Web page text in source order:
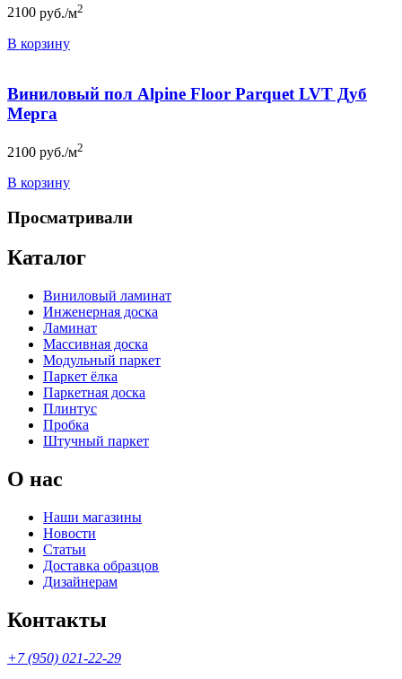
2100 руб./м2
В корзину
Виниловый пол Alpine Floor Parquet LVT Дуб
Мерга
2100 руб./м2
В корзину
Просматривали
Каталог
Виниловый ламинат
Инженерная доска
Ламинат
Массивная доска
Модульный паркет
Паркет ёлка
Паркетная доска
Плинтус
Пробка
Штучный паркет
О нас
Наши магазины
Новости
Статьи
Доставка образцов
Дизайнерам
Контакты
+7 (950) 021-22-29